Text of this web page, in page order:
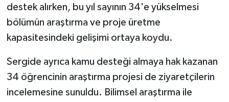
destek alırken, bu yıl sayının 34'e yükselmesi
bölümün araştırma ve proje üretme
kapasitesindeki gelişimi ortaya koydu.
Sergide ayrıca kamu desteği almaya hak kazanan
34 öğrencinin araştırma projesi de ziyaretçilerin
incelemesine sunuldu. Bilimsel araştırma ile